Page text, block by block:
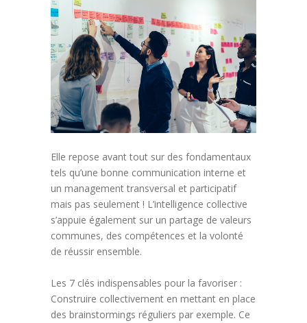
Elle repose avant tout sur des fondamentaux
tels qu’une bonne communication interne et
un management transversal et participatif
mais pas seulement ! L’intelligence collective
s’appuie également sur un partage de valeurs
communes, des compétences et la volonté
de réussir ensemble.
Les 7 clés indispensables pour la favoriser :
Construire collectivement en mettant en place
des brainstormings réguliers par exemple. Ce